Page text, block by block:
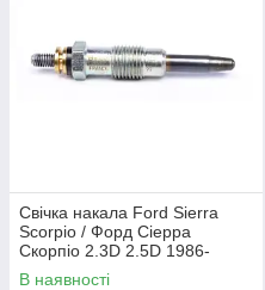
Свічка накала Ford Sierra
Scorpio / Форд Сіерра
Скорпіо 2.3D 2.5D 1986-
В наявності